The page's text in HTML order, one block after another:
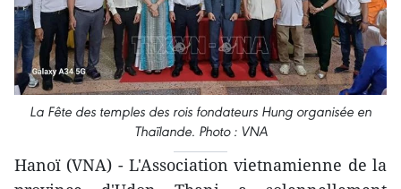
La Fête des temples des rois fondateurs Hung organisée en
Thaïlande. Photo : VNA
Hanoï (VNA) - L'Association vietnamienne de la